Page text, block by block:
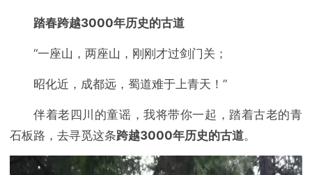
踏春跨越3000年历史的古道
“一座山，两座山，刚刚才过剑门关；
昭化近，成都远，蜀道难于上青天！”
伴着老四川的童谣，我将带你一起，踏着古老的青
石板路，去寻觅这条跨越3000年历史的古道。